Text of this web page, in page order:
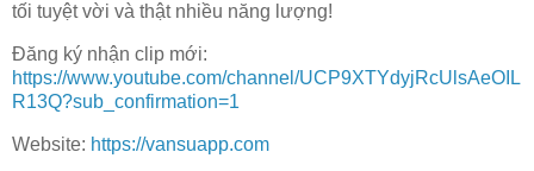
tối tuyệt vời và thật nhiều năng lượng!
Đăng ký nhận clip mới:
https://www.youtube.com/channel/UCP9XTYdyjRcUlsAeOIL
R13Q?sub_confirmation=1
Website: https://vansuapp.com